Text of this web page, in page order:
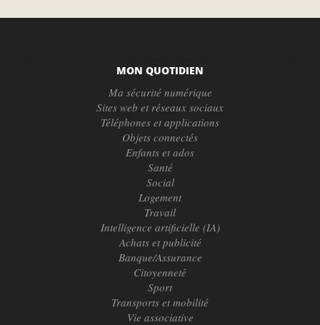
MON QUOTIDIEN
Ma sécurité numérique
Sites web et réseaux sociaux
Téléphones et applications
Objets connectés
Enfants et ados
Santé
Social
Logement
Travail
Intelligence artificielle (IA)
Achats et publicité
Banque/Assurance
Citoyenneté
Sport
Transports et mobilité
Vie associative